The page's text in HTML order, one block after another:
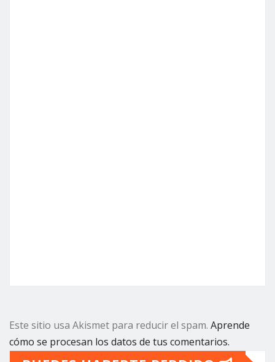
Este sitio usa Akismet para reducir el spam. Aprende
cómo se procesan los datos de tus comentarios.